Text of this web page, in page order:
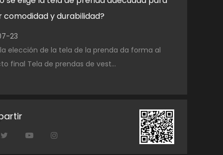
comodidad y durabilidad?
23
elección de la tela de la prenda da forma al
producto final Tela de prendas de vest...